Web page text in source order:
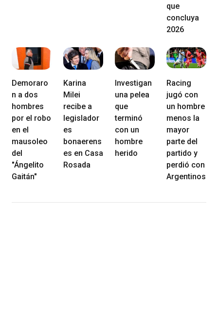
que
concluya
2026
Demoraro
n a dos
hombres
por el robo
en el
mausoleo
del
"Ángelito
Gaitán"
Karina
Milei
recibe a
legislador
es
bonaerens
es en Casa
Rosada
Investigan
una pelea
que
terminó
con un
hombre
herido
Racing
jugó con
un hombre
menos la
mayor
parte del
partido y
perdió con
Argentinos